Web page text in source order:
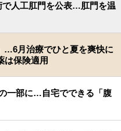
で人工肛門を公表…肛門を温
…6月治療でひと夏を爽快に
は保険適用
一部に…自宅でできる「腹